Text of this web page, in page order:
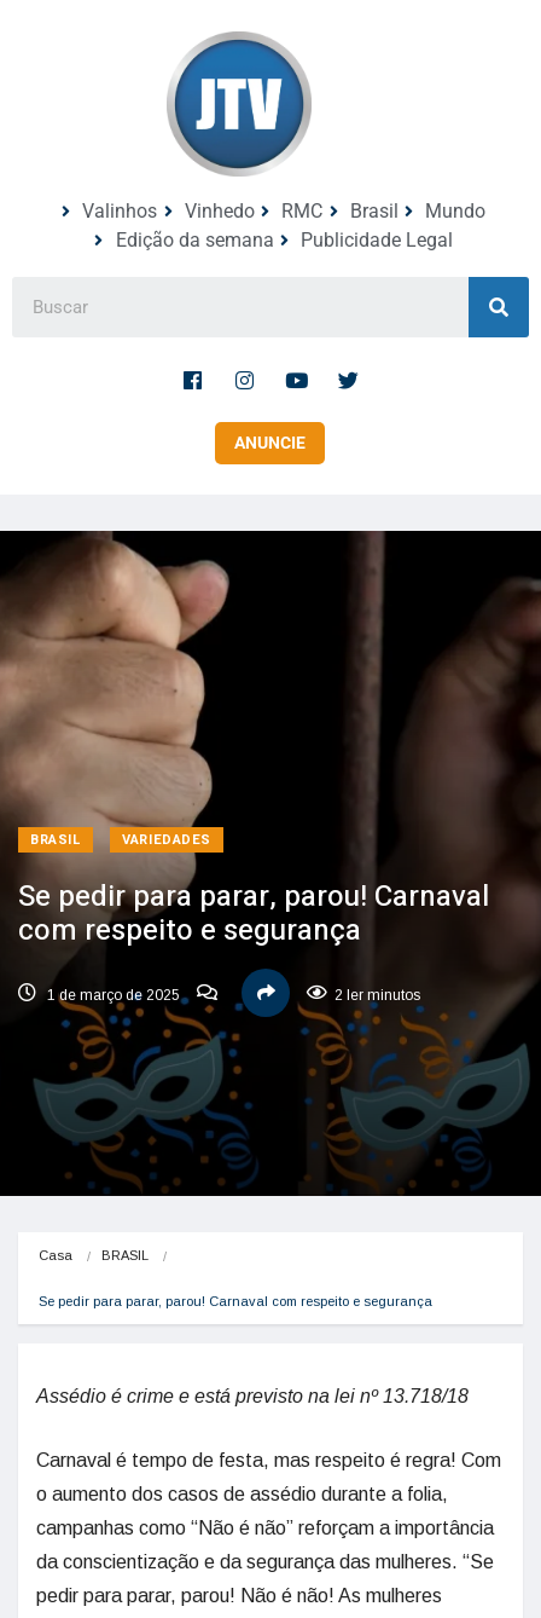
Valinhos Vinhedo RMC Brasil
Mundo
Edição da semana
Publicidade Legal
ANUNCIE
BRASIL VARIEDADES
Se pedir para parar, parou! Carnaval
com respeito e segurança
1 de março de 2025 2 ler minutos
Casa BRASIL
Se pedir para parar, parou! Carnaval com respeito e segurança
Assédio é crime e está previsto na lei nº 13.718/18
Carnaval é tempo de festa, mas respeito é regra! Com
o aumento dos casos de assédio durante a folia,
campanhas como “Não é não” reforçam a importância
da conscientização e da segurança das mulheres. “Se
pedir para parar, parou! Não é não! As mulheres